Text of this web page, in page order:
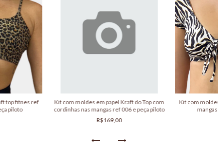
top fitnes ref
piloto
Kit com moldes em papel Kraft do Top com
cordinhas nas mangas ref 006 e peça piloto
R$169,00
Kit com